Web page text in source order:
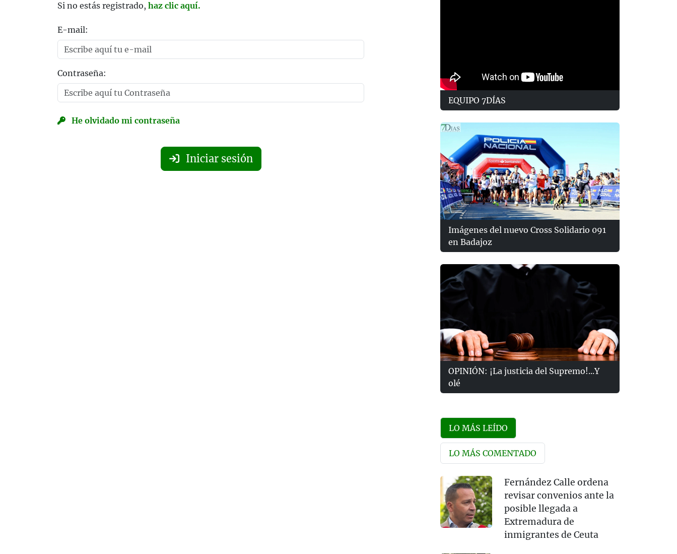
Si no estás registrado, haz clic aquí.
E-mail:
Contraseña:
He olvidado mi contraseña
Iniciar sesión
EQUIPO 7DÍAS
Imágenes del nuevo Cross Solidario 091
en Badajoz
OPINIÓN: ¡La justicia del Supremo!...Y
olé
LO MÁS LEÍDO
LO MÁS COMENTADO
Fernández Calle ordena
revisar convenios ante la
posible llegada a
Extremadura de
inmigrantes de Ceuta